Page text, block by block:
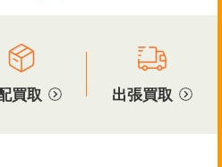
買取 出張買取